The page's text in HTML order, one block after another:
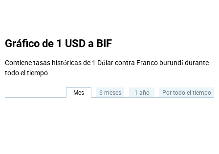
Gráfico de 1 USD a BIF
Contiene tasas históricas de 1 Dólar contra Franco burundí durante
todo el tiempo.
Mes 6 meses 1 año Por todo el tiempo